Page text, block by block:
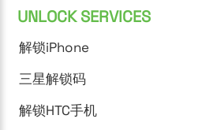
UNLOCK SERVICES
解锁iPhone
三星解锁码
解锁HTC手机